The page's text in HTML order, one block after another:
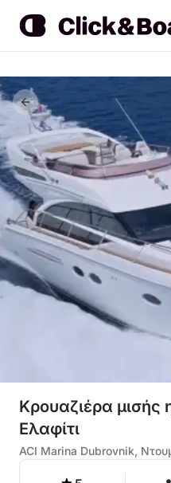
Κρουαζιέρα μισής
Ελαφίτι
ACI Marina Dubrovnik,